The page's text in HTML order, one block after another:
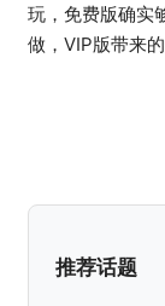
玩，免费版确实
做，VIP版带来
推荐话题